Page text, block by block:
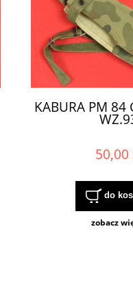
KABURA PM 84
50,00
do
zobacz